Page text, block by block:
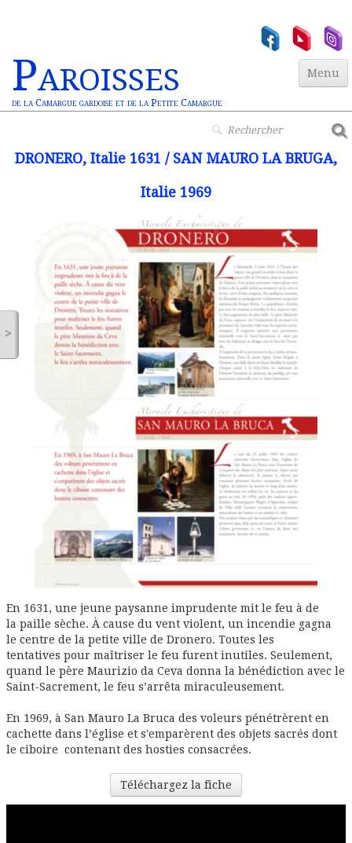
Paroisses
de la Camargue gardoise et de la Petite Camargue
Menu
Vie Chrétienne
Miracles Euchar.
>
DRONERO, Italie 1631 / SAN MAURO LA BRUGA,
Italie 1969
En 1631, une jeune paysanne imprudente mit le feu à de
la paille sèche. À cause du vent violent, un incendie gagna
le centre de la petite ville de Dronero. Toutes les
tentatives pour maîtriser le feu furent inutiles. Seulement,
quand le père Maurizio da Ceva donna la bénédiction avec le
Saint-Sacrement, le feu s’arrêta miraculeusement.
En 1969, à San Mauro La Bruca des voleurs pénétrèrent en
cachette dans l’église et s'emparèrent des objets sacrés dont
le ciboire contenant des hosties consacrées.
Téléchargez la fiche